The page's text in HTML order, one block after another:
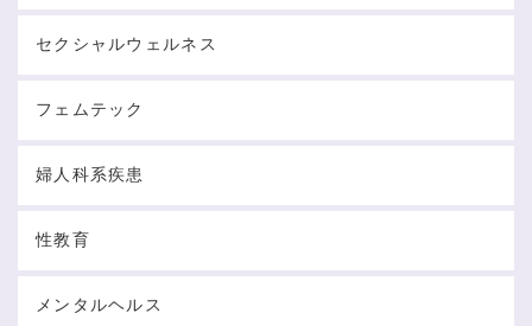
セクシャルウェルネス
フェムテック
婦人科系疾患
性教育
メンタルヘルス